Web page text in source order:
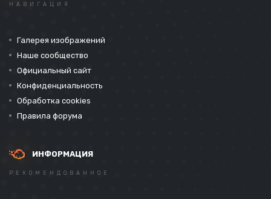
НАВИГАЦИЯ
Галерея изображений
Наше сообщество
Официальный сайт
Конфиденциальность
Обработка cookies
Правила форума
ИНФОРМАЦИЯ
РЕКОМЕНДОВАННОЕ